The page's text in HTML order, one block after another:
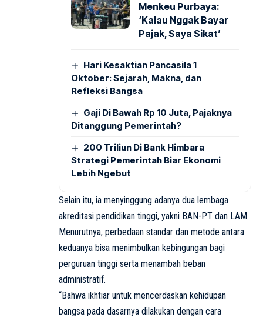
Menkeu Purbaya:
‘Kalau Nggak Bayar
Pajak, Saya Sikat’
Hari Kesaktian Pancasila 1
Oktober: Sejarah, Makna, dan
Refleksi Bangsa
Gaji Di Bawah Rp 10 Juta, Pajaknya
Ditanggung Pemerintah?
200 Triliun Di Bank Himbara
Strategi Pemerintah Biar Ekonomi
Lebih Ngebut
Selain itu, ia menyinggung adanya dua lembaga
akreditasi pendidikan tinggi, yakni BAN-PT dan LAM.
Menurutnya, perbedaan standar dan metode antara
keduanya bisa menimbulkan kebingungan bagi
perguruan tinggi serta menambah beban
administratif.
“Bahwa ikhtiar untuk mencerdaskan kehidupan
bangsa pada dasarnya dilakukan dengan cara